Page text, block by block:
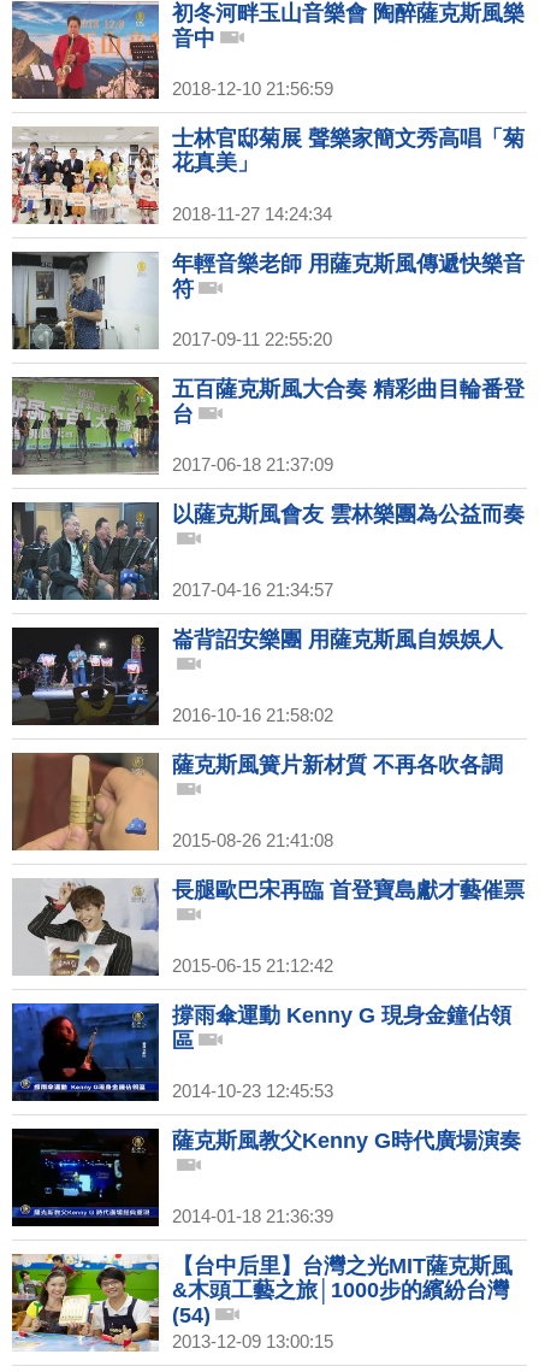
初冬河畔玉山音樂會 陶醉薩克斯風樂
音中
2018-12-10 21:56:59
士林官邸菊展 聲樂家簡文秀高唱「菊
花真美」
2018-11-27 14:24:34
年輕音樂老師 用薩克斯風傳遞快樂音
符
2017-09-11 22:55:20
五百薩克斯風大合奏 精彩曲目輪番登
台
2017-06-18 21:37:09
以薩克斯風會友 雲林樂團為公益而奏
2017-04-16 21:34:57
崙背詔安樂團 用薩克斯風自娛娛人
2016-10-16 21:58:02
薩克斯風簧片新材質 不再各吹各調
2015-08-26 21:41:08
長腿歐巴宋再臨 首登寶島獻才藝催票
2015-06-15 21:12:42
撐雨傘運動 Kenny G 現身金鐘佔領
區
2014-10-23 12:45:53
薩克斯風教父Kenny G時代廣場演奏
2014-01-18 21:36:39
【台中后里】台灣之光MIT薩克斯風
&木頭工藝之旅│1000步的繽紛台灣
(54)
2013-12-09 13:00:15